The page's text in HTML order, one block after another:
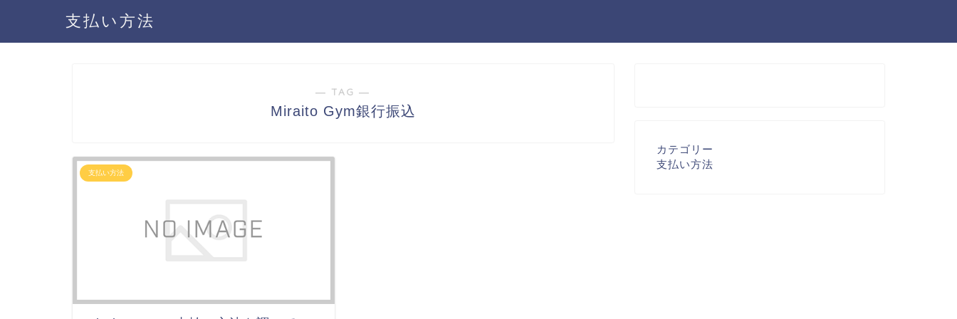
支払い方法
― TAG ―
Miraito Gym銀行振込
支払い方法
カテゴリー
支払い方法